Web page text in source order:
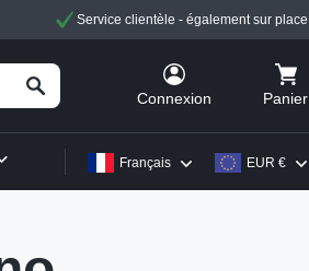
Service clientèle - également sur place
Connexion Panier
EUR €
Français